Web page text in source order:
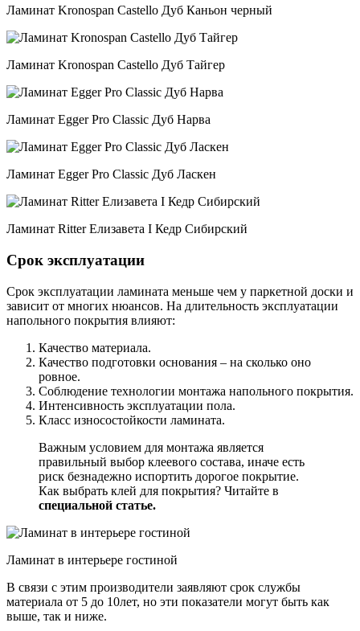
Ламинат Kronospan Castello Дуб Каньон черный
Ламинат Kronospan Castello Дуб Тайгер
Ламинат Egger Pro Classic Дуб Нарва
Ламинат Egger Pro Classic Дуб Ласкен
Ламинат Ritter Елизавета I Кедр Сибирский
Срок эксплуатации
Срок эксплуатации ламината меньше чем у паркетной доски и
зависит от многих нюансов. На длительность эксплуатации
напольного покрытия влияют:
Качество материала.
Качество подготовки основания – на сколько оно
ровное.
Соблюдение технологии монтажа напольного покрытия.
Интенсивность эксплуатации пола.
Класс износостойкости ламината.
Важным условием для монтажа является
правильный выбор клеевого состава, иначе есть
риск безнадежно испортить дорогое покрытие.
Как выбрать клей для покрытия? Читайте в
специальной статье.
Ламинат в интерьере гостиной
В связи с этим производители заявляют срок службы
материала от 5 до 10лет, но эти показатели могут быть как
выше, так и ниже.